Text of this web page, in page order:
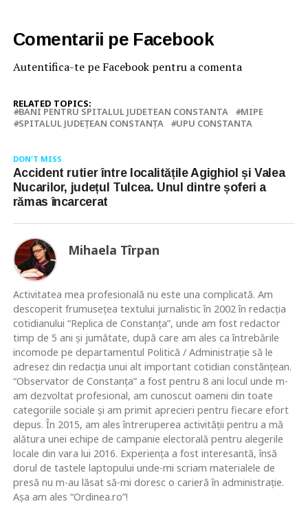
Comentarii pe Facebook
Autentifica-te pe Facebook pentru a comenta
RELATED TOPICS:
BANI PENTRU SPITALUL JUDETEAN CONSTANTA
MIPE
SPITALUL JUDEŢEAN CONSTANŢA
UPU CONSTANTA
DON'T MISS
Accident rutier între localitățile Agighiol și Valea
Nucarilor, județul Tulcea. Unul dintre șoferi a
rămas încarcerat
Mihaela Tîrpan
Activitatea mea profesională nu este una complicată. Am
descoperit frumusețea textului jurnalistic în 2002 în redacția
cotidianului “Replica de Constanța”, unde am fost redactor
timp de 5 ani și jumătate, după care am ales ca întrebările
incomode pe departamentul Politică / Administrație să le
adresez din redacția unui alt important cotidian constănțean.
“Observator de Constanța” a fost pentru 8 ani locul unde m-
am dezvoltat profesional, am cunoscut oameni din toate
categoriile sociale și am primit aprecieri pentru fiecare efort
depus. În 2015, am ales întreruperea activității pentru a mă
alătura unei echipe de campanie electorală pentru alegerile
locale din vara lui 2016. Experiența a fost interesantă, însă
dorul de tastele laptopului unde-mi scriam materialele de
presă nu m-au lăsat să-mi doresc o carieră în administrație.
Așa am ales “Ordinea.ro”!